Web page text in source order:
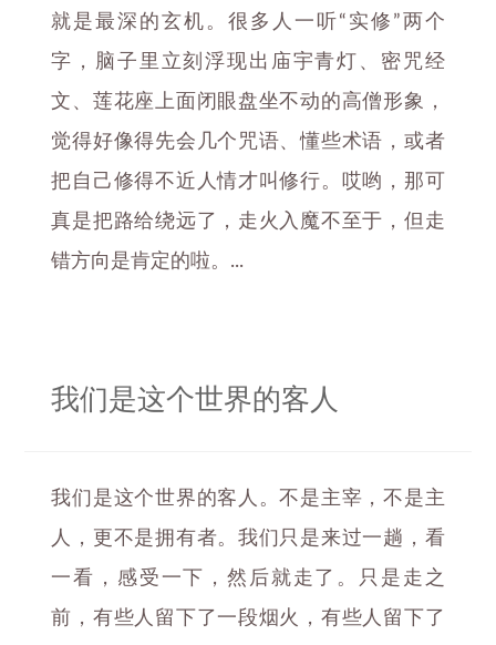
就是最深的玄机。很多人一听“实修”两个
字，脑子里立刻浮现出庙宇青灯、密咒经
文、莲花座上面闭眼盘坐不动的高僧形象，
觉得好像得先会几个咒语、懂些术语，或者
把自己修得不近人情才叫修行。哎哟，那可
真是把路给绕远了，走火入魔不至于，但走
错方向是肯定的啦。...
我们是这个世界的客人
我们是这个世界的客人。不是主宰，不是主
人，更不是拥有者。我们只是来过一趟，看
一看，感受一下，然后就走了。只是走之
前，有些人留下了一段烟火，有些人留下了